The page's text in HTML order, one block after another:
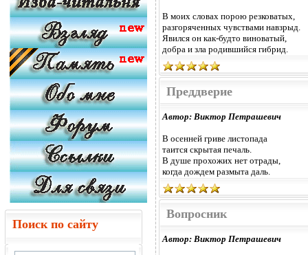
Поиск по сайту
В моих словах порою резковатых,
разгоряченных чувствами навзрыд.
Явился он как-будто виноватый,
добра и зла родившийся гибрид.
Преддверие
Автор: Виктор Петрашевич
В осенней гриве листопада
таится скрытая печаль.
В душе прохожих нет отрады,
когда дождем размыта даль.
Вопросник
Автор: Виктор Петрашевич